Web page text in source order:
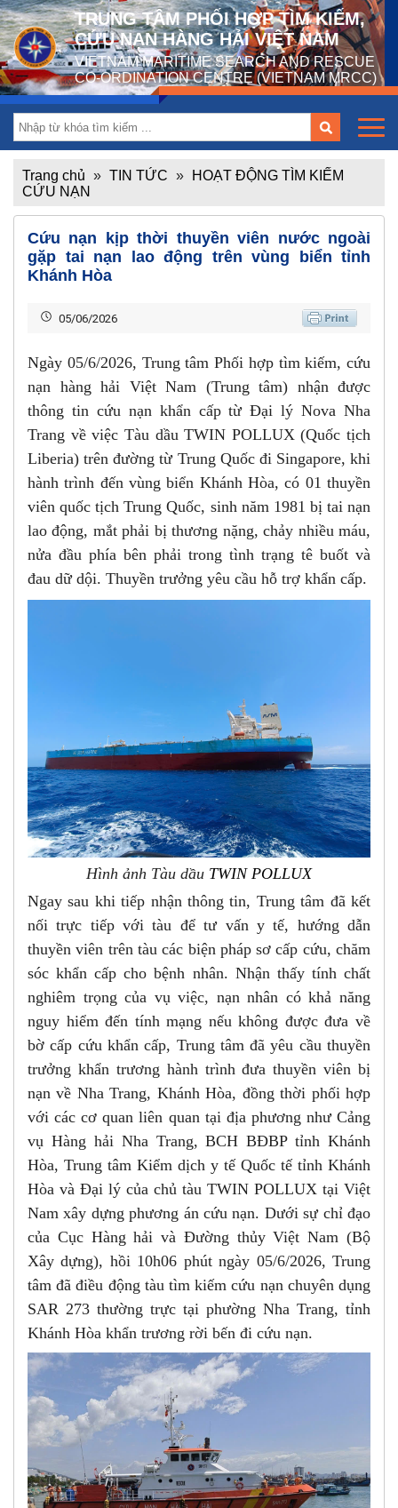
TRUNG TÂM PHỐI HỢP TÌM KIẾM,
CỨU NẠN HÀNG HẢI VIỆT NAM
VIETNAM MARITIME SEARCH AND RESCUE
CO-ORDINATION CENTRE (VIETNAM MRCC)
Trang chủ » TIN TỨC »
HOẠT ĐỘNG TÌM KIẾM
CỨU NẠN
Cứu nạn kịp thời thuyền viên nước ngoài
gặp tai nạn lao động trên vùng biển tỉnh
Khánh Hòa
05/06/2026
Ngày 05/6/2026, Trung tâm Phối hợp tìm kiếm, cứu
nạn hàng hải Việt Nam (Trung tâm) nhận được
thông tin cứu nạn khẩn cấp từ Đại lý Nova Nha
Trang về việc Tàu dầu TWIN POLLUX (Quốc tịch
Liberia) trên đường từ Trung Quốc đi Singapore, khi
hành trình đến vùng biển Khánh Hòa, có 01 thuyền
viên quốc tịch Trung Quốc, sinh năm 1981 bị tai nạn
lao động, mắt phải bị thương nặng, chảy nhiều máu,
nửa đầu phía bên phải trong tình trạng tê buốt và
đau dữ dội. Thuyền trưởng yêu cầu hỗ trợ khẩn cấp.
Hình ảnh Tàu dầu TWIN POLLUX
Ngay sau khi tiếp nhận thông tin, Trung tâm đã kết
nối trực tiếp với tàu để tư vấn y tế, hướng dẫn
thuyền viên trên tàu các biện pháp sơ cấp cứu, chăm
sóc khẩn cấp cho bệnh nhân. Nhận thấy tính chất
nghiêm trọng của vụ việc, nạn nhân có khả năng
nguy hiểm đến tính mạng nếu không được đưa về
bờ cấp cứu khẩn cấp, Trung tâm đã yêu cầu thuyền
trưởng khẩn trương hành trình đưa thuyền viên bị
nạn về Nha Trang, Khánh Hòa, đồng thời phối hợp
với các cơ quan liên quan tại địa phương như Cảng
vụ Hàng hải Nha Trang, BCH BĐBP tỉnh Khánh
Hòa, Trung tâm Kiểm dịch y tế Quốc tế tỉnh Khánh
Hòa và Đại lý của chủ tàu TWIN POLLUX tại Việt
Nam xây dựng phương án cứu nạn. Dưới sự chỉ đạo
của Cục Hàng hải và Đường thủy Việt Nam (Bộ
Xây dựng), hồi 10h06 phút ngày 05/6/2026, Trung
tâm đã điều động tàu tìm kiếm cứu nạn chuyên dụng
SAR 273 thường trực tại phường Nha Trang, tỉnh
Khánh Hòa khẩn trương rời bến đi cứu nạn.